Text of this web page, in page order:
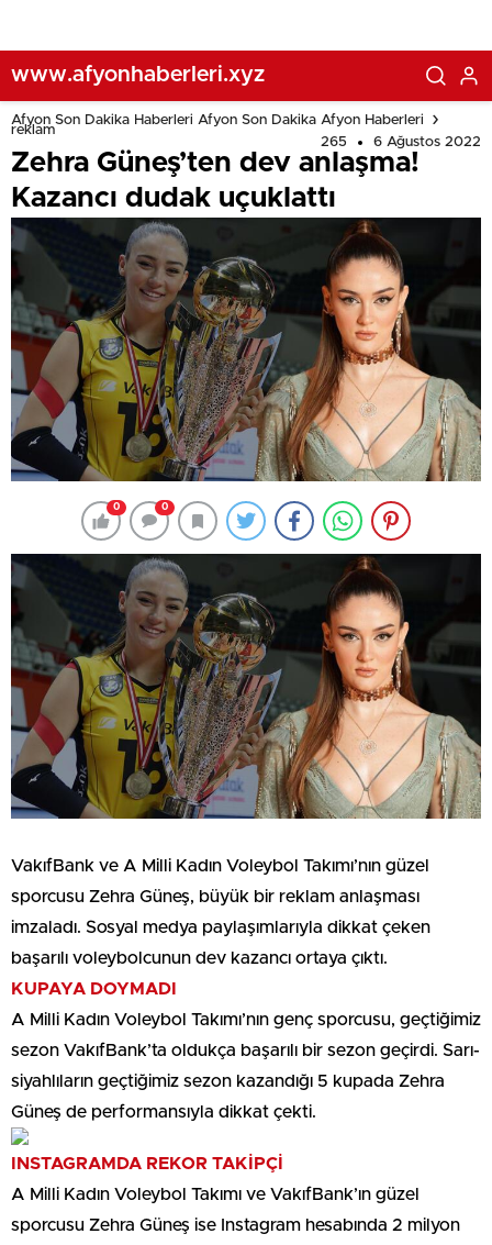
www.afyonhaberleri.xyz
Afyon Son Dakika Haberleri Afyon Son Dakika Afyon Haberleri
reklam
265
6 Ağustos 2022
Zehra Güneş’ten dev anlaşma!
Kazancı dudak uçuklattı
0 0
VakıfBank ve A Milli Kadın Voleybol Takımı’nın güzel
sporcusu Zehra Güneş, büyük bir reklam anlaşması
imzaladı. Sosyal medya paylaşımlarıyla dikkat çeken
başarılı voleybolcunun dev kazancı ortaya çıktı.
KUPAYA DOYMADI
A Milli Kadın Voleybol Takımı’nın genç sporcusu, geçtiğimiz
sezon VakıfBank’ta oldukça başarılı bir sezon geçirdi. Sarı-
siyahlıların geçtiğimiz sezon kazandığı 5 kupada Zehra
Güneş de performansıyla dikkat çekti.
INSTAGRAMDA REKOR TAKİPÇİ
A Milli Kadın Voleybol Takımı ve VakıfBank’ın güzel
sporcusu Zehra Güneş ise Instagram hesabında 2 milyon